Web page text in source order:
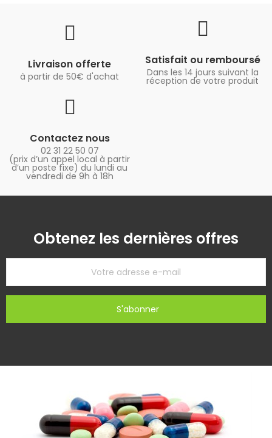
Livraison offerte
à partir de 50€ d'achat
Satisfait ou remboursé
Dans les 14 jours suivant la
réception de votre produit
Contactez nous
02 31 22 50 07
(prix d’un appel local à partir
d’un poste fixe) du lundi au
vendredi de 9h à 18h
Obtenez les dernières offres
S'abonner